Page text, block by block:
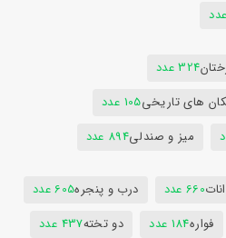
324 عدد
های تاریخی105 عدد
میز و صندلی894 عدد
660 عدد درب و پنجره605 عدد
فواره184 عدد دو تخته437 عدد